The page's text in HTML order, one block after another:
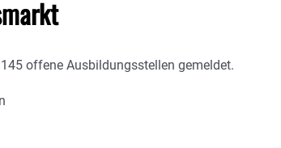
offene Ausbildungsstellen gemeldet.